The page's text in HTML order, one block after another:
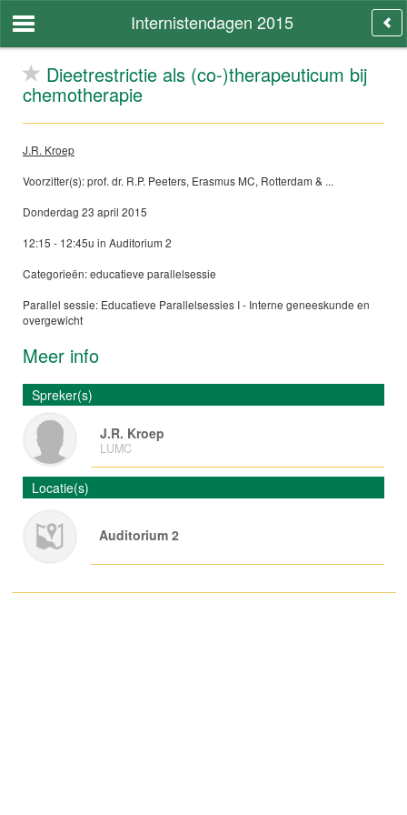
Internistendagen 2015
Dieetrestrictie als (co-)therapeuticum bij
chemotherapie
J.R. Kroep
Voorzitter(s): prof. dr. R.P. Peeters, Erasmus MC, Rotterdam & ...
Donderdag 23 april 2015
12:15 - 12:45u in Auditorium 2
Categorieën: educatieve parallelsessie
Parallel sessie: Educatieve Parallelsessies I - Interne geneeskunde en
overgewicht
Meer info
Spreker(s)
J.R. Kroep
LUMC
Locatie(s)
Auditorium 2